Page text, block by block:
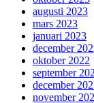
augusti 2023
mars 2023
januari 2023
december
oktober 2022
september
december
november